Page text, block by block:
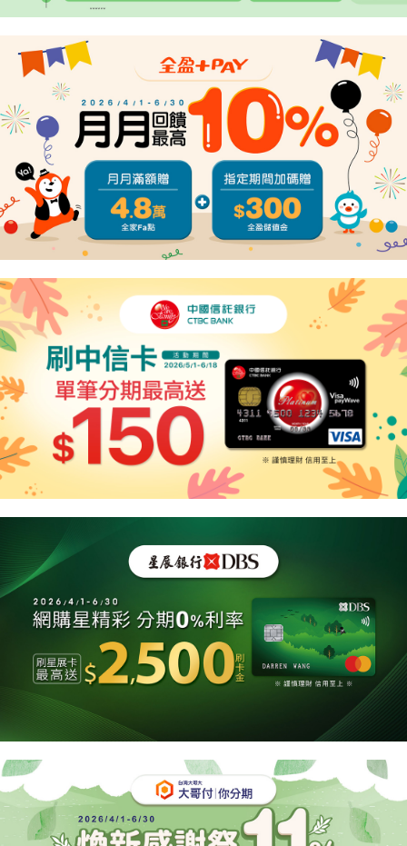
「AFTEE先享後付」，若未經同意申辦者引起之損失，本公司不負相關責
４．使用「AFTEE先享後付」時，將依據個別帳號之用戶狀況，依本公司即
時審查核予不同之上限額度；若仍有額度不足之情形，本公司將視審查結果
請求用戶進行身份認證。
５．嚴禁一人註冊多個帳號或使用他人資訊註冊。若發現惡意使用之情形，
恩沛科技股份有限公司將有權停止該用戶之使用額度並採取法律行動。